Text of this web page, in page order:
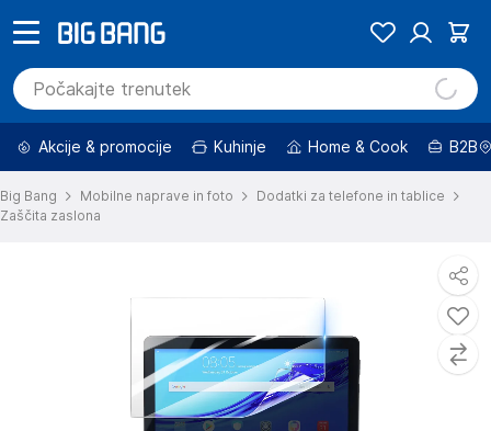
Akcije & promocije Kuhinje Home & Cook B2B
Big Bang Mobilne naprave in foto
Dodatki za telefone in tablice
Zaščita zaslona